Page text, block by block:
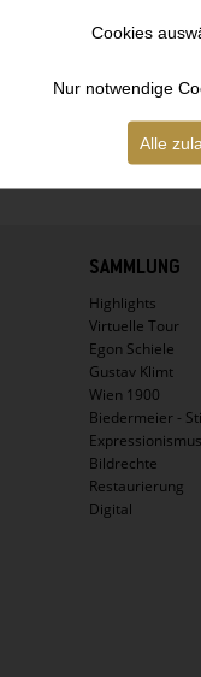
Cookies
Nur notwendige
Alle
Sitzfläche mit Korbgeflecht
SAMMLUNG
Highlights
Virtuelle Tour
Egon Schiele
Gustav Klimt
Wien 1900
Biedermeier -
Bildrechte
Restaurierung
Digital